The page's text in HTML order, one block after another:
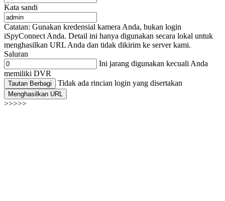
Kata sandi
Catatan: Gunakan kredensial kamera Anda, bukan login
iSpyConnect Anda. Detail ini hanya digunakan secara lokal untuk
menghasilkan URL Anda dan tidak dikirim ke server kami.
Saluran
Ini jarang digunakan kecuali Anda
memiliki DVR
Tautan Berbagi Tidak ada rincian login yang disertakan
Menghasilkan URL
>>>>>